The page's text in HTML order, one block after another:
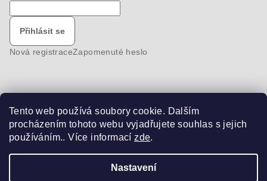
Tento web používá soubory cookie. Dalším
procházením tohoto webu vyjadřujete souhlas s jejich
používáním.. Více informacízde.
Nastavení
Přihlásit se
Nová registraceZapomenuté heslo
Nákupní košík
0ks /0 Kč